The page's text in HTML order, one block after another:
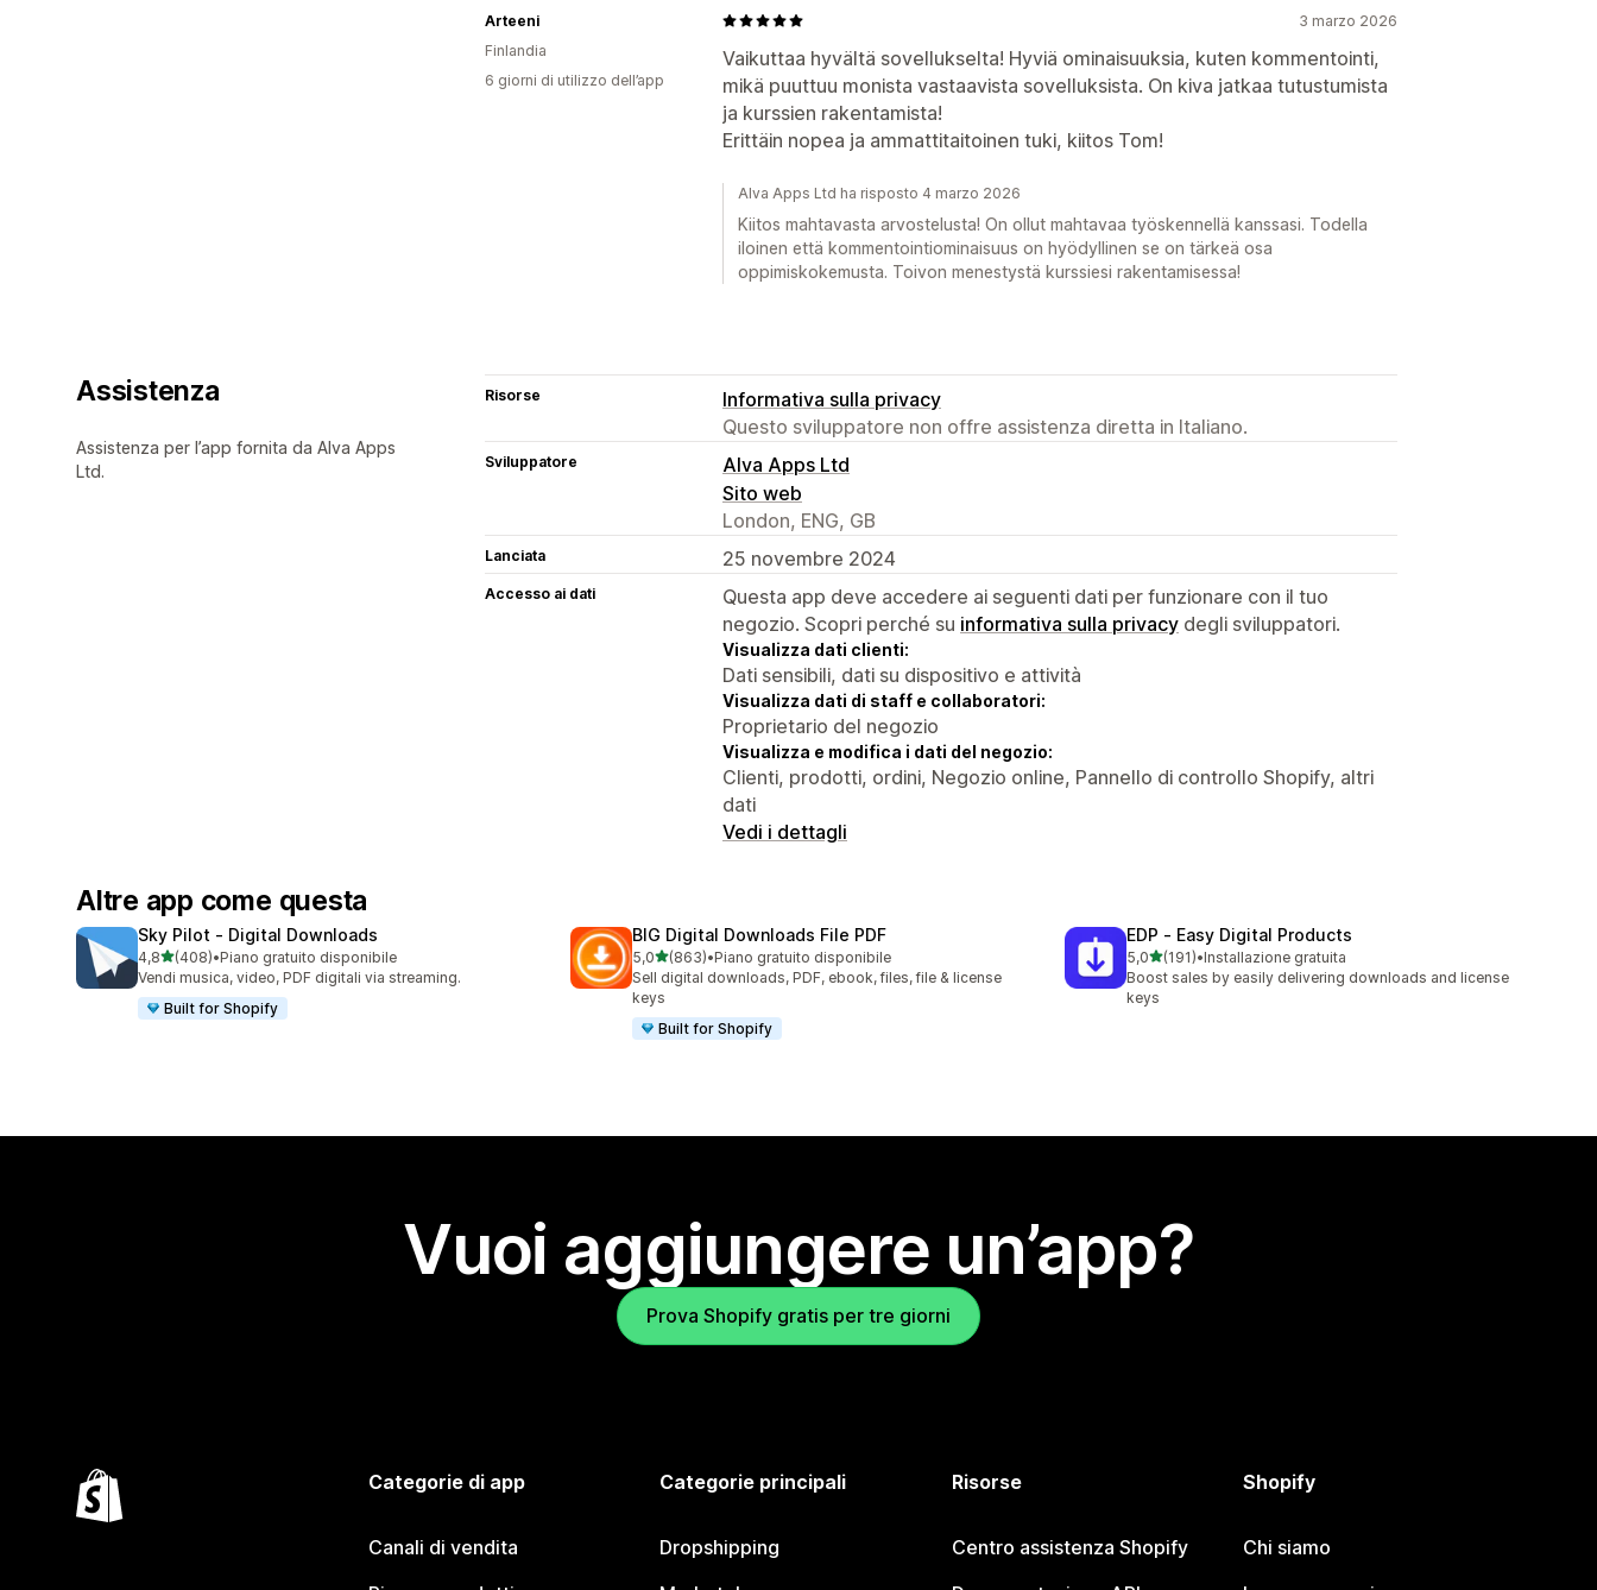
3 marzo 2026
Vaikuttaa hyvältä sovellukselta! Hyviä ominaisuuksia, kuten kommentointi,
mikä puuttuu monista vastaavista sovelluksista. On kiva jatkaa tutustumista
ja kurssien rakentamista!
Erittäin nopea ja ammattitaitoinen tuki, kiitos Tom!
Arteeni
Finlandia
6 giorni di utilizzo dell’app
Alva Apps Ltd ha risposto 4 marzo 2026
Kiitos mahtavasta arvostelusta! On ollut mahtavaa työskennellä kanssasi. Todella
iloinen että kommentointiominaisuus on hyödyllinen se on tärkeä osa
oppimiskokemusta. Toivon menestystä kurssiesi rakentamisessa!
Assistenza
Assistenza per l’app fornita da Alva Apps
Ltd.
Risorse
Informativa sulla privacy
Questo sviluppatore non offre assistenza diretta in Italiano.
Sviluppatore
Alva Apps Ltd
Sito web
London, ENG, GB
Lanciata 25 novembre 2024
Accesso ai dati
Questa app deve accedere ai seguenti dati per funzionare con il tuo
negozio. Scopri perché su informativa sulla privacy degli sviluppatori.
Visualizza dati clienti:
Dati sensibili, dati su dispositivo e attività
Visualizza dati di staff e collaboratori:
Proprietario del negozio
Visualizza e modifica i dati del negozio:
Clienti, prodotti, ordini, Negozio online, Pannello di controllo Shopify, altri
dati
Vedi i dettagli
Altre app come questa
Sky Pilot ‑ Digital Downloads
4,8stelle su 5
(408)
408 recensioni totali
•Piano gratuito disponibile
Vendi musica, video, PDF digitali via streaming.
Built for Shopify
BIG Digital Downloads File PDF
5,0stelle su 5
(863)
863 recensioni totali
•Piano gratuito disponibile
Sell digital downloads, PDF, ebook, files, file & license
keys
Built for Shopify
EDP ‑ Easy Digital Products
5,0stelle su 5
(191)
191 recensioni totali
•Installazione gratuita
Boost sales by easily delivering downloads and license
keys
Vuoi aggiungere un’app?
Prova Shopify gratis per tre giorni
Categorie di app
Canali di vendita
Categorie principali
Dropshipping
Risorse
Centro assistenza Shopify
Shopify
Chi siamo